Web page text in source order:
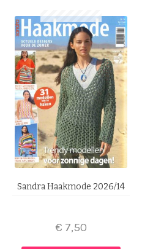
Sandra Haakmode 2026/14
€ 7,50